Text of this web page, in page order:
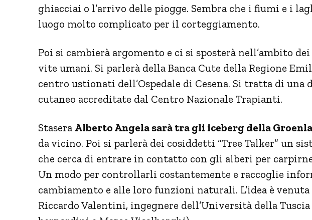
ghiacciai o l’arrivo delle piogge. Sembra che i fiumi e i
luogo molto complicato per il corteggiamento.
Poi si cambierà argomento e ci si sposterà nell’ambito
vite umani. Si parlerà della Banca Cute della Regione
centro ustionati dell’Ospedale di Cesena. Si tratta di una
cutaneo accreditate dal Centro Nazionale Trapianti.
Stasera Alberto Angela sarà tra gli iceberg della
da vicino. Poi si parlerà dei cosiddetti “Tree Talker” un
che cerca di entrare in contatto con gli alberi per
Un modo per controllarli costantemente e raccoglie
cambiamento e alle loro funzioni naturali. L’idea è
Riccardo Valentini, ingegnere dell’Università della